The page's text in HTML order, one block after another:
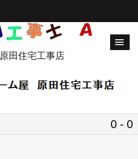
原田住宅工事店
0 - 0